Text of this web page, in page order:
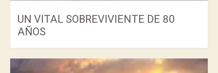
UN VITAL SOBREVIVIENTE DE 80
AÑOS